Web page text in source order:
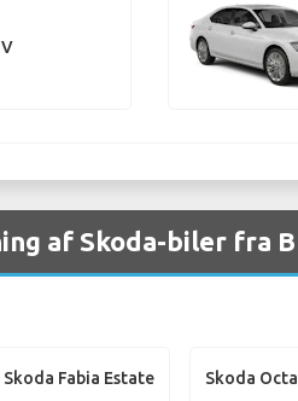
af Skoda-biler fra
Skoda Fabia Estate Skoda